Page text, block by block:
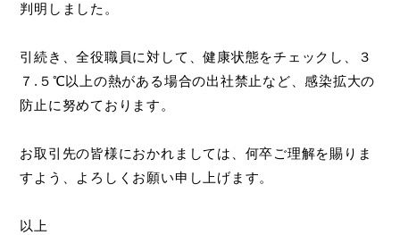
判明しました。
引続き、全役職員に対して、健康状態をチェックし、３
７.５℃以上の熱がある場合の出社禁止など、感染拡大の
防止に努めております。
お取引先の皆様におかれましては、何卒ご理解を賜りま
すよう、よろしくお願い申し上げます。
以上